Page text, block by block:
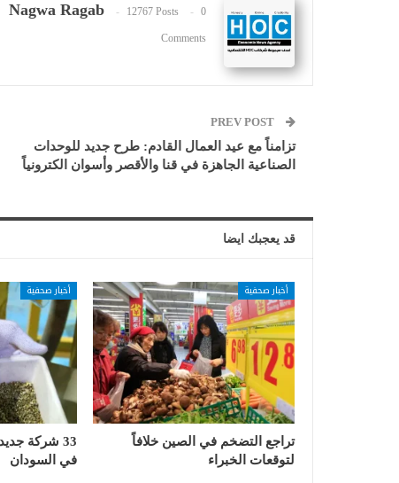
Nagwa Ragab 12767 Posts 0
Comments
تزامناً مع عيد العمال القادم: طرح جديد للوحدات
الصناعية الجاهزة في قنا والأقصر وأسوان الكترونياً
قد يعجبك ايضا
أخبار صحفية
تراجع التضخم في الصين خلافاً
لتوقعات الخبراء
أخبار صحفية
33 شركة
في السودان